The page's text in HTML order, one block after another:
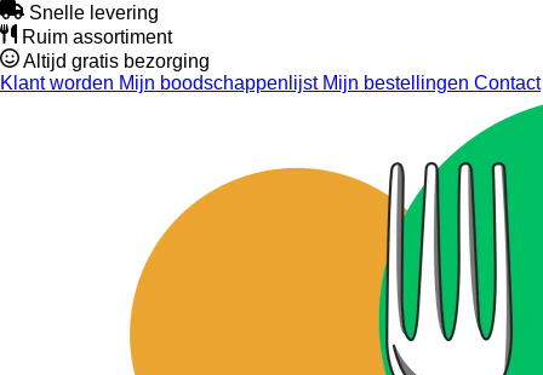
Snelle levering
Ruim assortiment
Altijd gratis bezorging
Klant worden Mijn boodschappenlijstMijn bestellingen Contact